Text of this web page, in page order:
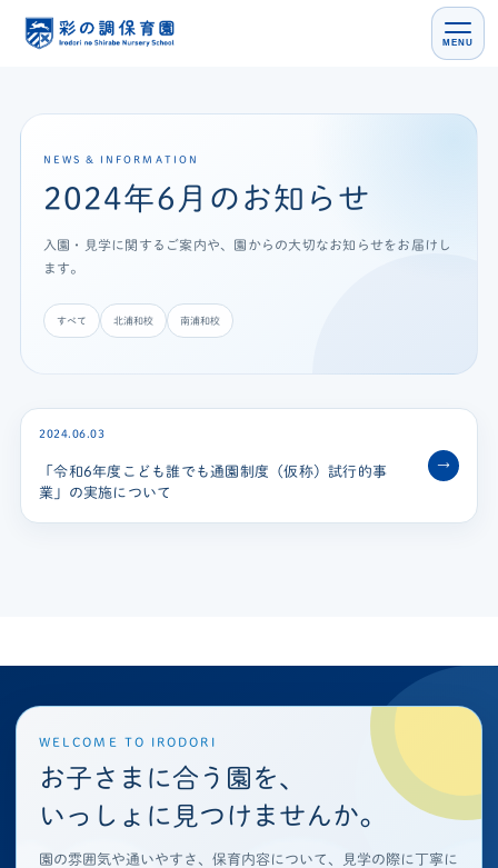
MENU
NEWS & INFORMATION
2024年6月のお知らせ
入園・見学に関するご案内や、園からの大切なお知らせをお届けし
ます。
すべて 北浦和校 南浦和校
2024.06.03
「令和6年度こども誰でも通園制度（仮称）試行的事
業」の実施について
→
WELCOME TO IRODORI
お子さまに合う園を、
いっしょに見つけませんか。
園の雰囲気や通いやすさ、保育内容について、見学の際に丁寧に